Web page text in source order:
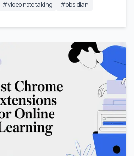
#video note taking #obsidian